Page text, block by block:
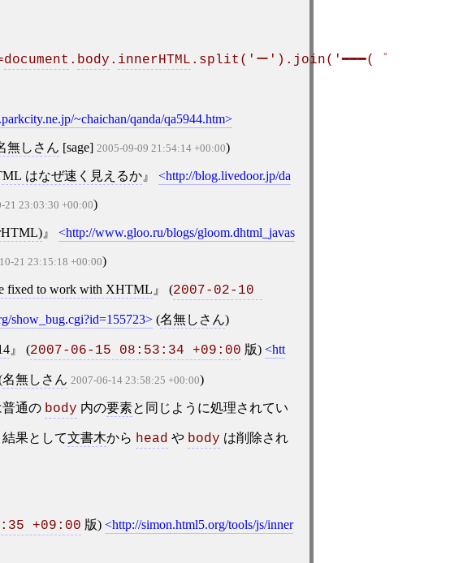
document . body . innerHTML .split('ー').join('━━━(゜
~chaichan/qanda/qa5944.htm
無しさん [sage] 2005-09-09 21:54:14 +00:00)
はなぜ速く見えるか http://blog.livedoor.jp/da
21 23:03:30 +00:00)
http://www.gloo.ru/blogs/gloom.dhtml_javas
21 23:15:18 +00:00)
fixed to work with XHTML (2007-02-10
show_bug.cgi?id=155723 (名無しさん)
(2007-06-15 08:53:34 +09:00 版) htt
名無しさん 2007-06-14 23:58:25 +00:00)
普通の body 内の要素と同じように処理されてい
果として文書木から head や body は削除され
+09:00 版) http://simon.html5.org/tools/js/inner